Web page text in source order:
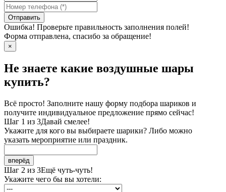
Отправить
Ошибка! Проверьте правильность заполнения полей!
Форма отправлена, спасибо за обращение!
×
Не знаете какие воздушные шары
купить?
Всё просто! Заполните нашу форму подбора шариков и
получите индивидуальное предложение прямо сейчас!
Шаг 1 из 3Давай смелее!
Укажите для кого вы выбираете шарики? Либо можно
указать мероприятие или праздник.
вперёд
Шаг 2 из 3Ещё чуть-чуть!
Укажите чего бы вы хотели: